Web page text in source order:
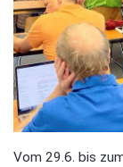
Vom 29.6. bis